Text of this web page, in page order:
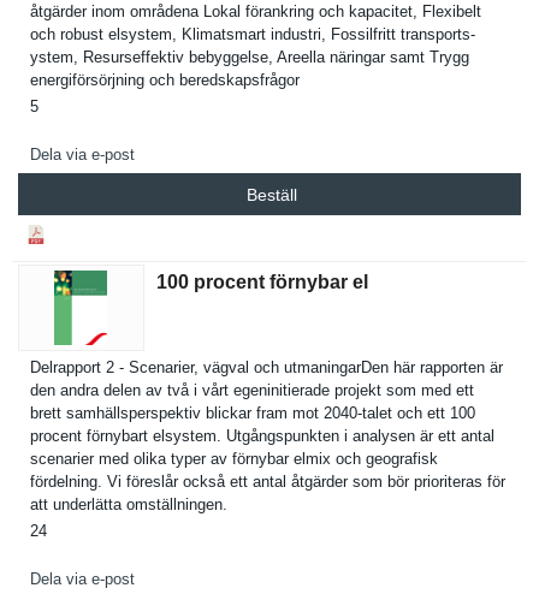
åtgärder inom områdena Lokal förankring och kapacitet, Flexibelt
och robust elsystem, Klimatsmar­t industri, Fossilfrit­t transports­
ystem, Resurseffe­ktiv bebyggelse, Areella näringar samt Trygg
energiförs­örjning och beredskaps­frågor
5
Dela via e-post
Beställ
100 procent förnybar el
Delrapport 2 - Scenarier, vägval och utmaningar­Den här rapporten är
den andra delen av två i vårt egeninitie­rade projekt som med ett
brett samhällspe­rspektiv blickar fram mot 2040-talet och ett 100
procent förnybart elsystem. Utgångspun­kten i analysen är ett antal
scenarier med olika typer av förnybar elmix och geografisk
fördelning. Vi föreslår också ett antal åtgärder som bör prioritera­s för
att underlätta omställnin­gen.
24
Dela via e-post